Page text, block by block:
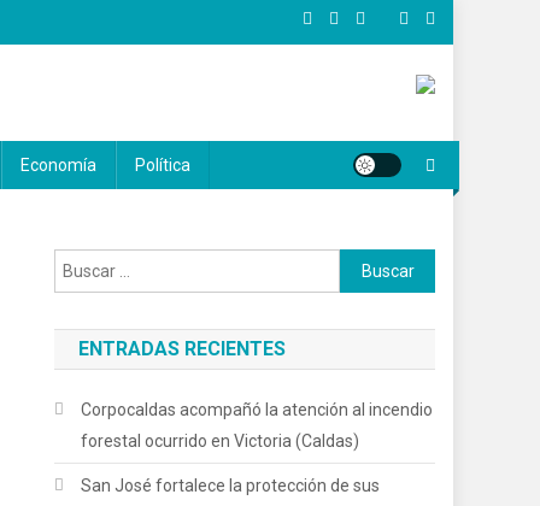
Economía Política
Buscar:
ENTRADAS RECIENTES
Corpocaldas acompañó la atención al incendio
forestal ocurrido en Victoria (Caldas)
San José fortalece la protección de sus